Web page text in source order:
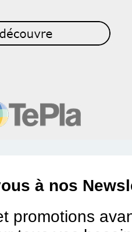
à nos
promotions